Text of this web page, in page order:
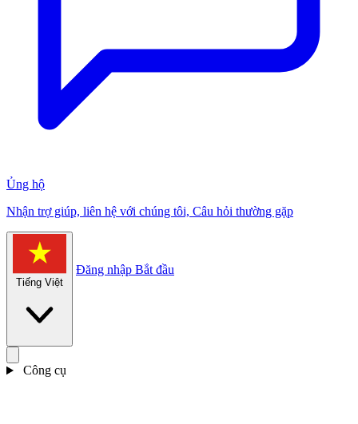
Ủng hộ
Nhận trợ giúp, liên hệ với chúng tôi, Câu hỏi thường gặp
Tiếng Việt
Đăng nhập Bắt đầu
Công cụ